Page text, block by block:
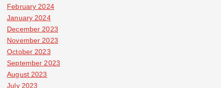
February 2024
January 2024
December 2023
November 2023
October 2023
September 2023
August 2023
July 2023